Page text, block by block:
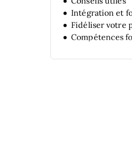
Intégration et
Fidéliser votre
Compétences
3 étapes faciles